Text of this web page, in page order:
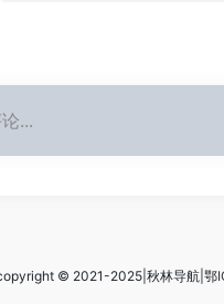
...
© 2021-2025|秋林导航| 鄂